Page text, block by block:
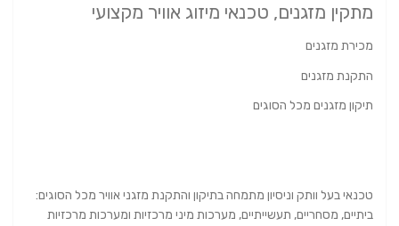
מתקין מזגנים, טכנאי מיזוג אוויר מקצועי
מכירת מזגנים
התקנת מזגנים
תיקון מזגנים מכל הסוגים
טכנאי בעל וותק וניסיון מתמחה בתיקון והתקנת מזגני אוויר מכל הסוגים:
ביתיים, מסחריים, תעשייתיים, מערכות מיני מרכזיות ומערכות מרכזיות